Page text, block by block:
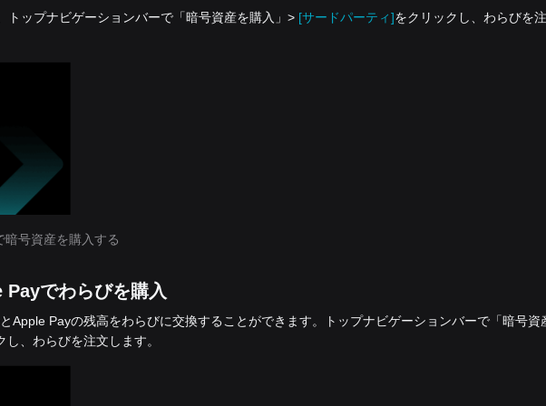
トップナビゲーションバーで「暗号資産を‌購入」> [サードパーティ]をクリックし、わらびを
暗号資産を購入する
でわらびを購入
Apple Payの残高をわらびに交換することができます。トップナビゲーションバーで「暗号資
し、わらびを注文します。